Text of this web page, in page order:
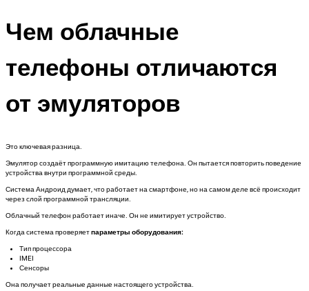
Чем облачные
телефоны отличаются
от эмуляторов
Это ключевая разница.
Эмулятор создаёт программную имитацию телефона. Он пытается повторить поведение
устройства внутри программной среды.
Система Андроид думает, что работает на смартфоне, но на самом деле всё происходит
через слой программной трансляции.
Облачный телефон работает иначе. Он не имитирует устройство.
Когда система проверяетпараметры оборудования:
Тип процессора
IMEI
Сенсоры
Она получает реальные данные настоящего устройства.